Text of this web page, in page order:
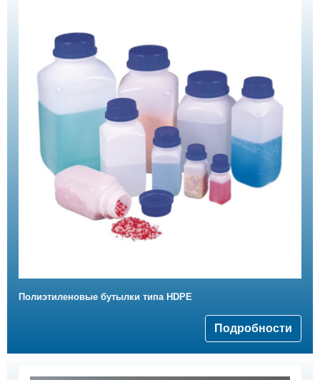
Полиэтиленовыe бутылки типа HDPE
Подробности